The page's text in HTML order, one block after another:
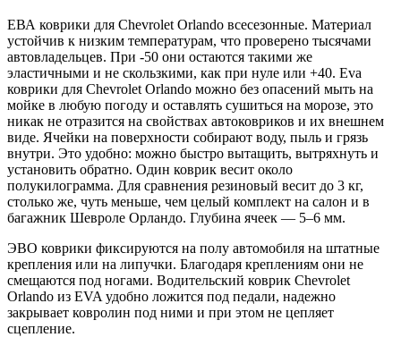
ЕВА коврики для Chevrolet Orlando всесезонные. Материал
устойчив к низким температурам, что проверено тысячами
автовладельцев. При -50 они остаются такими же
эластичными и не скользкими, как при нуле или +40. Eva
коврики для Chevrolet Orlando можно без опасений мыть на
мойке в любую погоду и оставлять сушиться на морозе, это
никак не отразится на свойствах автоковриков и их внешнем
виде. Ячейки на поверхности собирают воду, пыль и грязь
внутри. Это удобно: можно быстро вытащить, вытряхнуть и
установить обратно. Один коврик весит около
полукилограмма. Для сравнения резиновый весит до 3 кг,
столько же, чуть меньше, чем целый комплект на салон и в
багажник Шевроле Орландо. Глубина ячеек — 5–6 мм.
ЭВО коврики фиксируются на полу автомобиля на штатные
крепления или на липучки. Благодаря креплениям они не
смещаются под ногами. Водительский коврик Chevrolet
Orlando из EVA удобно ложится под педали, надежно
закрывает ковролин под ними и при этом не цепляет
сцепление.